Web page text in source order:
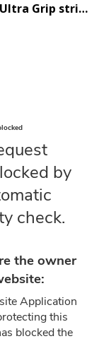
Vandtæt Ultra Grip strikhandske